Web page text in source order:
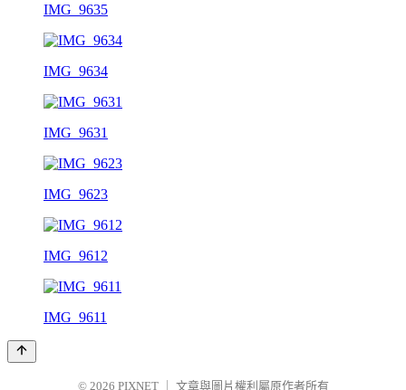
IMG_9635
IMG_9634
IMG_9631
IMG_9623
IMG_9612
IMG_9611
© 2026 PIXNET 文章與圖片權利屬原作者所有